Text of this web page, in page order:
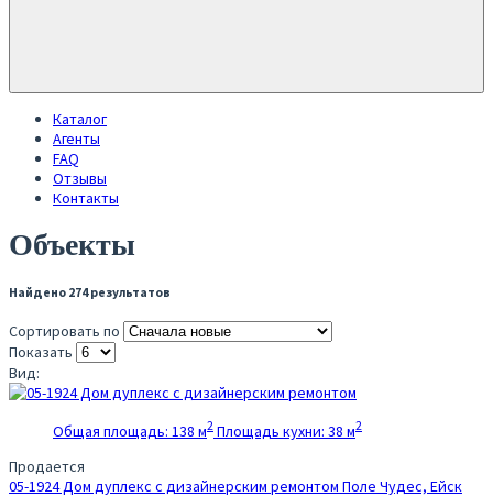
Каталог
Агенты
FAQ
Отзывы
Контакты
Объекты
Найдено 274 результатов
Сортировать по
Показать
Вид:
Общая площадь: 138 м2 Площадь кухни: 38 м2
Продается
05-1924 Дом дуплекс с дизайнерским ремонтом Поле Чудес, Ейск